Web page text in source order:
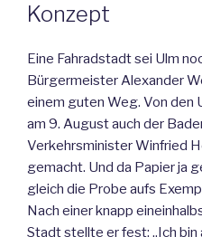
Konzept
Eine Fahradstadt sei Ulm
Bürgermeister Alexander
einem guten Weg. Von den
am 9. August auch der
Verkehrsminister Winfried
gemacht. Und da Papier ja
gleich die Probe aufs
Nach einer knapp
Stadt stellte er fest: „Ich